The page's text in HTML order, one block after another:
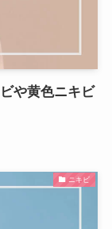
や黄色ニキビ
ニキビ